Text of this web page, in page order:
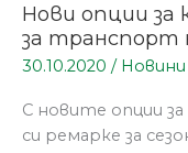
Нови опции за
за транспорт
30.10.2020 / Новини
С новите опции
си ремарке за